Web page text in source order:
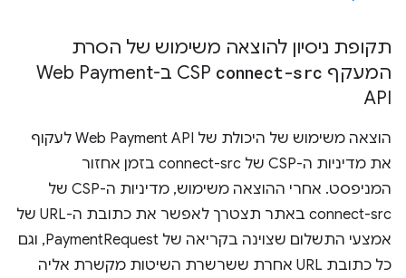
תקופת ניסיון להוצאה משימוש של הסרת
המעקף connect-src
CSP ב-Web Payment
API
הוצאה משימוש של היכולת של Web Payment API לעקוף
את מדיניות ה-CSP של connect-src בזמן אחזור
המניפסט. אחרי ההוצאה משימוש, מדיניות ה-CSP של
connect-src באתר תצטרך לאפשר את כתובת ה-URL של
אמצעי התשלום שצוינה בקריאה של PaymentRequest, וגם
כל כתובת URL אחרת ששרשרת השיטות מקשרת אליה